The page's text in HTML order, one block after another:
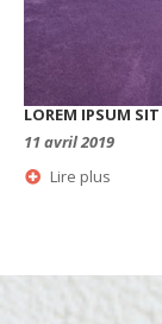
LOREM IPSUM
11 avril 2019
Lire plus